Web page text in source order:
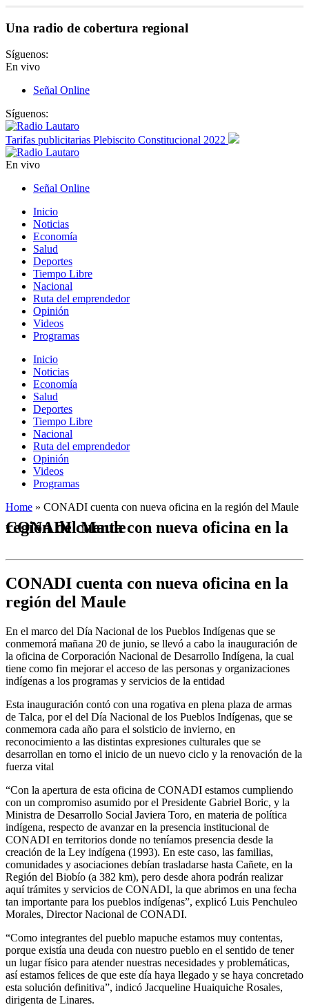
Una radio de cobertura regional
Síguenos:
En vivo
Señal Online
Síguenos:
Tarifas publicitarias Plebiscito Constitucional 2022
En vivo
Señal Online
Inicio
Noticias
Economía
Salud
Deportes
Tiempo Libre
Nacional
Ruta del emprendedor
Opinión
Videos
Programas
Inicio
Noticias
Economía
Salud
Deportes
Tiempo Libre
Nacional
Ruta del emprendedor
Opinión
Videos
Programas
Home » CONADI cuenta con nueva oficina en la región del Maule
CONADI cuenta con nueva oficina en la región del Maule
CONADI cuenta con nueva oficina en la
región del Maule
En el marco del Día Nacional de los Pueblos Indígenas que se
conmemorá mañana 20 de junio, se llevó a cabo la inauguración de
la oficina de Corporación Nacional de Desarrollo Indígena, la cual
tiene como fin mejorar el acceso de las personas y organizaciones
indígenas a los programas y servicios de la entidad
Esta inauguración contó con una rogativa en plena plaza de armas
de Talca, por el del Día Nacional de los Pueblos Indígenas, que se
conmemora cada año para el solsticio de invierno, en
reconocimiento a las distintas expresiones culturales que se
desarrollan en torno el inicio de un nuevo ciclo y la renovación de la
fuerza vital
“Con la apertura de esta oficina de CONADI estamos cumpliendo
con un compromiso asumido por el Presidente Gabriel Boric, y la
Ministra de Desarrollo Social Javiera Toro, en materia de política
indígena, respecto de avanzar en la presencia institucional de
CONADI en territorios donde no teníamos presencia desde la
creación de la Ley indígena (1993). En este caso, las familias,
comunidades y asociaciones debían trasladarse hasta Cañete, en la
Región del Biobío (a 382 km), pero desde ahora podrán realizar
aquí trámites y servicios de CONADI, la que abrimos en una fecha
tan importante para los pueblos indígenas”, explicó Luis Penchuleo
Morales, Director Nacional de CONADI.
“Como integrantes del pueblo mapuche estamos muy contentas,
porque existía una deuda con nuestro pueblo en el sentido de tener
un lugar físico para atender nuestras necesidades y problemáticas,
así estamos felices de que este día haya llegado y se haya concretado
esta solución definitiva”, indicó Jacqueline Huaiquiche Rosales,
dirigenta de Linares.